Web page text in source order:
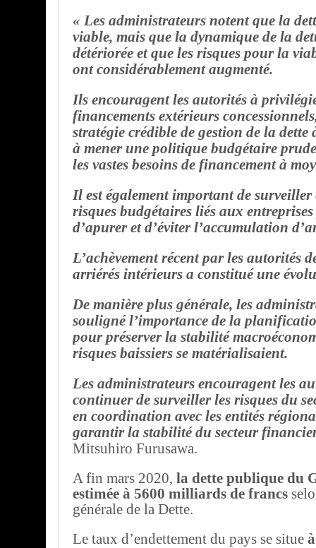
« Les administrateurs notent que la
viable, mais que la dynamique de la
détériorée et que les risques pour la
ont considérablement augmenté.
Ils encouragent les autorités à
financements extérieurs
stratégie crédible de gestion de la dette
à mener une politique budgétaire
les vastes besoins de financement à
Il est également important de surveiller
risques budgétaires liés aux
d’apurer et d’éviter l’accumulation
L’achèvement récent par les autorités
arriérés intérieurs a constitué une
De manière plus générale, les
souligné l’importance de la
pour préserver la stabilité
risques baissiers se matérialisaient.
Les administrateurs encouragent les
continuer de surveiller les risques du
en coordination avec les entités
garantir la stabilité du secteur
Mitsuhiro Furusawa.
A fin mars 2020, la dette publique du
estimée à 5600 milliards de francs
générale de la Dette.
Le taux d’endettement du pays se situe